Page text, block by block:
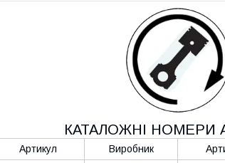
КАТАЛОЖНІ НОМЕРИ
Артикул Виробник